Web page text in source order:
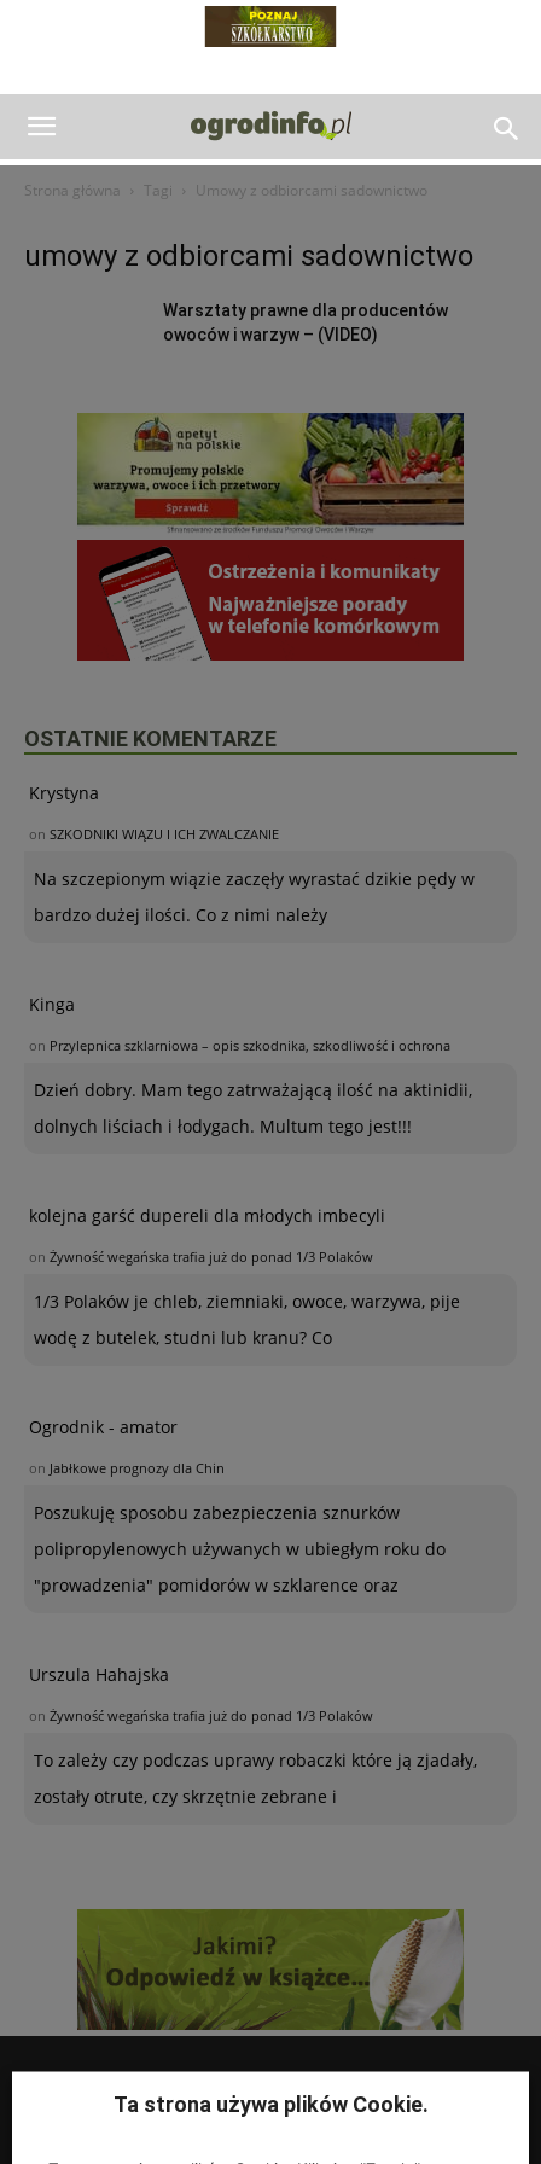
Strona główna Tagi Umowy z odbiorcami sadownictwo
umowy z odbiorcami sadownictwo
Warsztaty prawne dla producentów
owoców i warzyw – (VIDEO)
OSTATNIE KOMENTARZE
Krystyna
on SZKODNIKI WIĄZU I ICH ZWALCZANIE
Na szczepionym wiązie zaczęły wyrastać dzikie pędy w
bardzo dużej ilości. Co z nimi należy
Kinga
on Przylepnica szklarniowa – opis szkodnika, szkodliwość i ochrona
Dzień dobry. Mam tego zatrważającą ilość na aktinidii,
dolnych liściach i łodygach. Multum tego jest!!!
kolejna garść dupereli dla młodych imbecyli
on Żywność wegańska trafia już do ponad 1/3 Polaków
1/3 Polaków je chleb, ziemniaki, owoce, warzywa, pije
wodę z butelek, studni lub kranu? Co
Ogrodnik - amator
on Jabłkowe prognozy dla Chin
Poszukuję sposobu zabezpieczenia sznurków
polipropylenowych używanych w ubiegłym roku do
"prowadzenia" pomidorów w szklarence oraz
Urszula Hahajska
on Żywność wegańska trafia już do ponad 1/3 Polaków
To zależy czy podczas uprawy robaczki które ją zjadały,
zostały otrute, czy skrzętnie zebrane i
Ta strona używa plików Cookie.